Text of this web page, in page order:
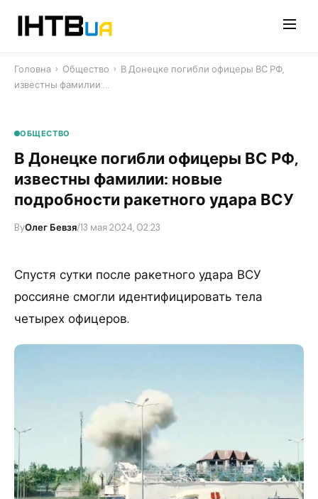
Головна › Общество › В Донецке погибли офицеры ВС РФ,
известны фамилии:…
ОБЩЕСТВО
В Донецке погибли офицеры ВС РФ,
известны фамилии: новые
подробности ракетного удара ВСУ
ByОлег Бевзя/13 мая 2024, 02:23
Спустя сутки после ракетного удара ВСУ
россияне смогли идентифицировать тела
четырех офицеров.